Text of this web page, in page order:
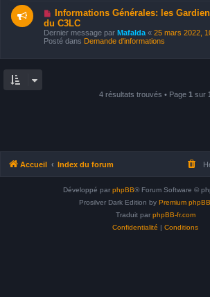
a
g
e
u
m
e
s
s
g
N
u
v
e
u
Informations Générales: les
du C3LC
Dernier message par Mafalda « 25 mars 2022,
Posté dans Demande d'informations
4 résultats trouvés • Page 1 sur 1
Accueil Index du forum
Développé par phpBB® Forum Software ©
Prosilver Dark Edition by Premium
Traduit par phpBB-fr.com
Confidentialité | Conditions